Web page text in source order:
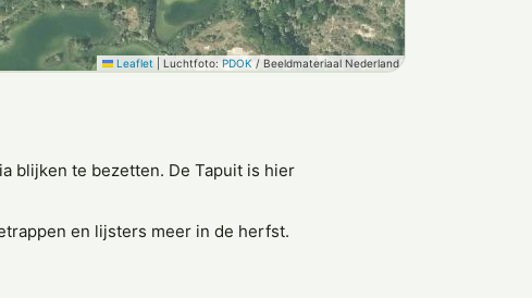
Leaflet Luchtfoto: PDOK / Beeldmateriaal Nederland
blijken te bezetten. De Tapuit is hier
en lijsters meer in de herfst.